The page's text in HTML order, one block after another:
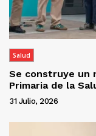
Salud
Se construye un
Primaria de la
31 Julio, 2026